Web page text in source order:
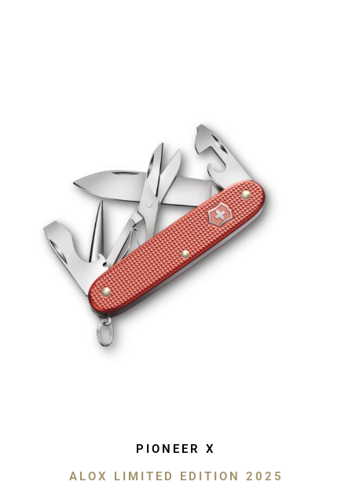
PIONEER X
ALOX LIMITED EDITION 2025